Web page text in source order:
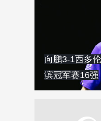
向鹏3-1西多
滨冠军赛16强